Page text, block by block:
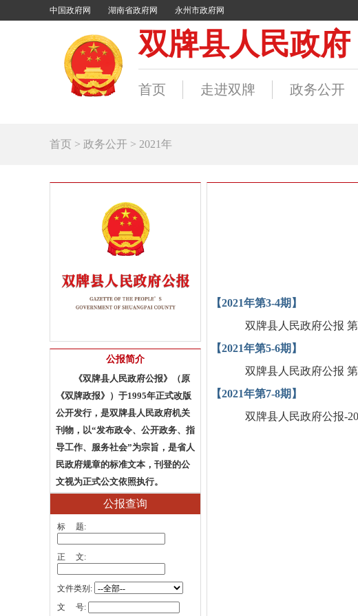
中国政府网 湖南省政府网 永州市政府网
双牌县人民政府
首页 走进双牌 政务公开
首页 > 政务公开 > 2021年
公报简介
《双牌县人民政府公报》（原
《双牌政报》）于1995年正式改版
公开发行，是双牌县人民政府机关
刊物，以“发布政令、公开政务、指
导工作、服务社会”为宗旨，是省人
民政府规章的标准文本，刊登的公
文视为正式公文依照执行。
公报查询
标 题:
正 文:
文件类别:
文 号:
【2021年第3-4期】
双牌县人民政府公报
【2021年第5-6期】
双牌县人民政府公报
【2021年第7-8期】
双牌县人民政府公报-